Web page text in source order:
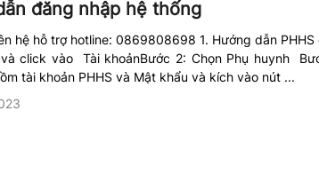
đăng nhập hệ thống
hệ hỗ trợ hotline: 0869808698 1. Hướng dẫn
và click vào Tài khoảnBước 2: Chọn Phụ huynh
tài khoản PHHS và Mật khẩu và kích vào nút ...